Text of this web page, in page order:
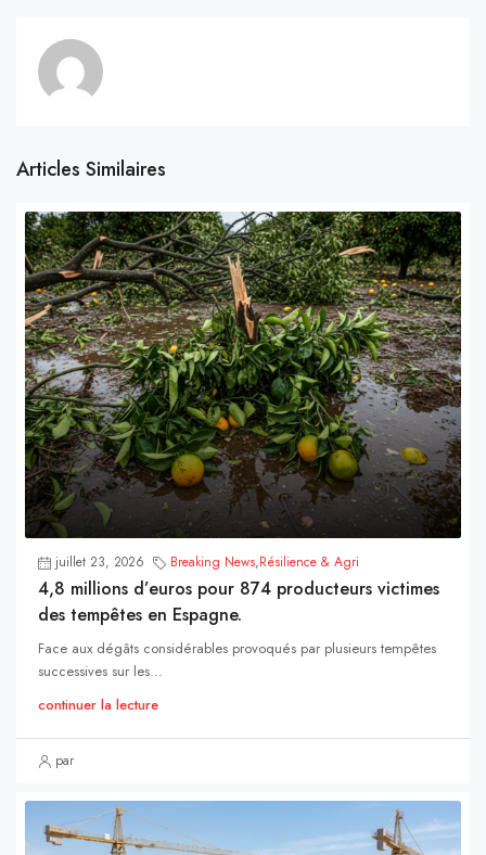
Articles Similaires
juillet 23, 2026 Breaking News,Résilience & Agri
4,8 millions d’euros pour 874 producteurs victimes
des tempêtes en Espagne.
Face aux dégâts considérables provoqués par plusieurs tempêtes
successives sur les...
continuer la lecture
par